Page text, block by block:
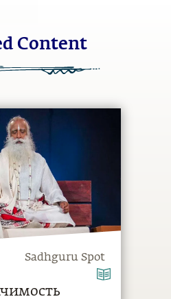
Content
Sadhguru Spot